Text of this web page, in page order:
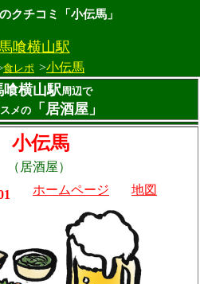
クチコミ「小伝馬」
喰横山駅
食レポ >小伝馬
喰横山駅周辺で
メの
「居酒屋」
小伝馬
（居酒屋）
ホームページ 地図